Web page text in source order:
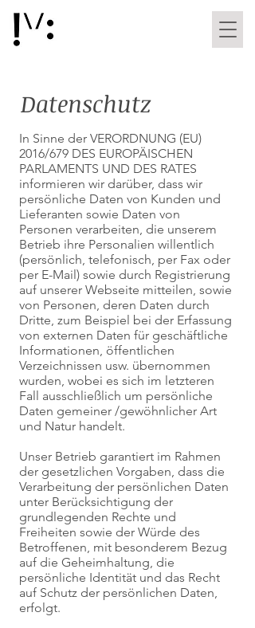
Datenschutz
In Sinne der VERORDNUNG (EU)
2016/679 DES EUROPÄISCHEN
PARLAMENTS UND DES RATES
informieren wir darüber, dass wir
persönliche Daten von Kunden und
Lieferanten sowie Daten von
Personen verarbeiten, die unserem
Betrieb ihre Personalien willentlich
(persönlich, telefonisch, per Fax oder
per E-Mail) sowie durch Registrierung
auf unserer Webseite mitteilen, sowie
von Personen, deren Daten durch
Dritte, zum Beispiel bei der Erfassung
von externen Daten für geschäftliche
Informationen, öffentlichen
Verzeichnissen usw. übernommen
wurden, wobei es sich im letzteren
Fall ausschließlich um persönliche
Daten gemeiner /gewöhnlicher Art
und Natur handelt.
Unser Betrieb garantiert im Rahmen
der gesetzlichen Vorgaben, dass die
Verarbeitung der persönlichen Daten
unter Berücksichtigung der
grundlegenden Rechte und
Freiheiten sowie der Würde des
Betroffenen, mit besonderem Bezug
auf die Geheimhaltung, die
persönliche Identität und das Recht
auf Schutz der persönlichen Daten,
erfolgt.